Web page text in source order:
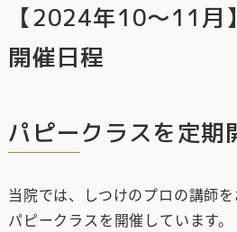
【2024年10～11月
開催日程
パピークラスを定期
当院では、しつけのプロの講師
パピークラスを開催しています。